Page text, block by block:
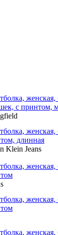
Klein Jeans